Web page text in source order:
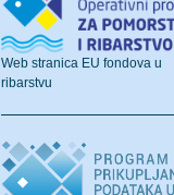
Web stranica EU fondova u
ribarstvu